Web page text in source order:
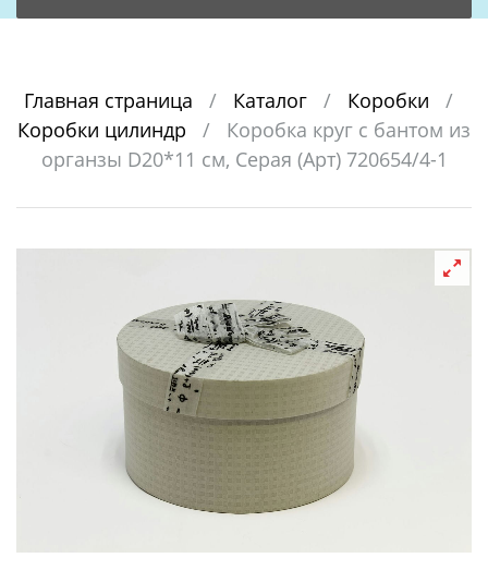
Главная страница / Каталог / Коробки
/
Коробки цилиндр
/
Коробка круг с бантом из
органзы D20*11 см, Серая (Арт) 720654/4-1